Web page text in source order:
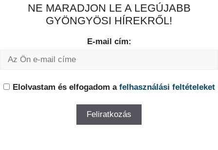
NE MARADJON LE A LEGÚJABB
GYÖNGYÖSI HÍREKRŐL!
E-mail cím:
Elolvastam és elfogadom a felhasználási feltételeket